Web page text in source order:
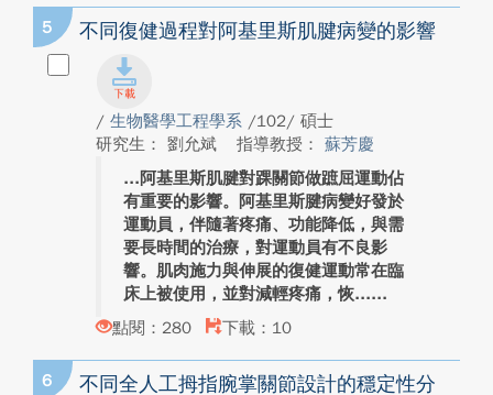
5 不同復健過程對阿基里斯肌腱病變的影響
/ 生物醫學工程學系 /102/ 碩士
研究生： 劉允斌
指導教授： 蘇芳慶
阿基里斯肌腱對踝關節做蹠屈運動佔
有重要的影響。阿基里斯腱病變好發於
運動員，伴隨著疼痛、功能降低，與需
要長時間的治療，對運動員有不良影
響。肌肉施力與伸展的復健運動常在臨
床上被使用，並對減輕疼痛，恢...
點閱：280
下載：10
6
不同全人工拇指腕掌關節設計的穩定性分